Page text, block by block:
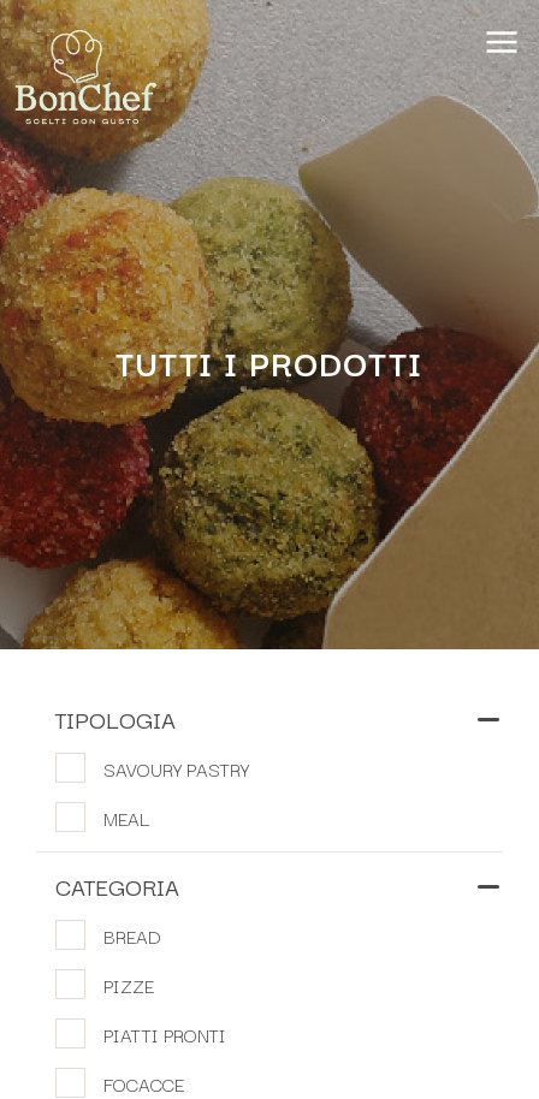
TUTTI I PRODOTTI
TIPOLOGIA
SAVOURY PASTRY
MEAL
CATEGORIA
BREAD
PIZZE
PIATTI PRONTI
FOCACCE